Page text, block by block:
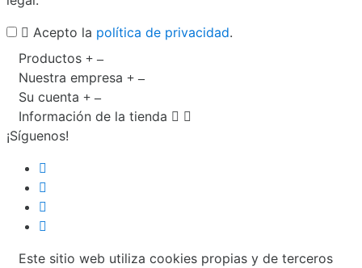
Acepto la política de privacidad.
Productos
Nuestra empresa
Su cuenta
Información de la tienda  
¡Síguenos!
Este sitio web utiliza cookies propias y de terceros